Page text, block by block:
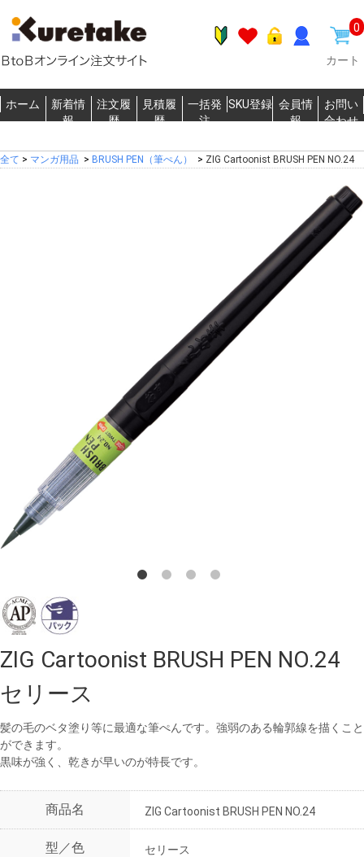
0
カート
ホーム
新着情
報
注文履
歴
見積履
歴
一括発
注
SKU登録 会員情
報
お問い
合わせ
全て > マンガ用品 > BRUSH PEN（筆ぺん） > ZIG Cartoonist BRUSH PEN NO.24
ZIG Cartoonist BRUSH PEN NO.24
セリース
髪の毛のベタ塗り等に最適な筆ぺんです。強弱のある輪郭線を描くこと
ができます。
黒味が強く、乾きが早いのが特長です。
商品名 ZIG Cartoonist BRUSH PEN NO.24
型／色 セリース